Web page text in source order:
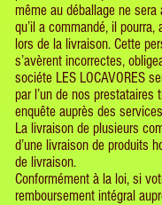
même au déballage ne
qu’il a commandé, il
lors de la livraison. Cette
s’avèrent incorrectes,
sociéte LES LOCAVORES
par l’un de nos prestataires
enquête auprès des
La livraison de plusieurs
d’une livraison de produits
de livraison.
Conformément à la loi, si
remboursement intégral